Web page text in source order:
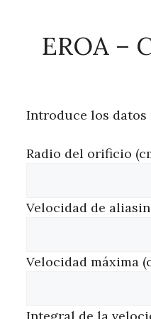
EROA –
Introduce los datos
Radio del orificio
Velocidad de
Velocidad máxima